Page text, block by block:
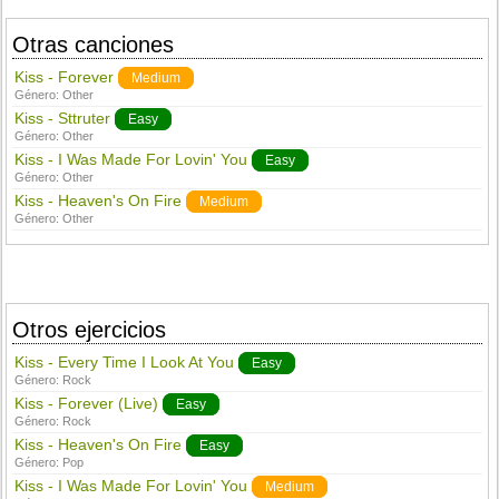
Otras canciones
Kiss - Forever Medium
Género:Other
Kiss - Sttruter Easy
Género:Other
Kiss - I Was Made For Lovin' You Easy
Género:Other
Kiss - Heaven's On Fire Medium
Género:Other
Otros ejercicios
Kiss - Every Time I Look At You Easy
Género: Rock
Kiss - Forever (Live) Easy
Género: Rock
Kiss - Heaven's On Fire Easy
Género: Pop
Kiss - I Was Made For Lovin' You Medium